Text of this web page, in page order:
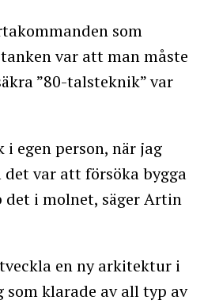
som
var att man måste
”80-talsteknik” var
egen person, när jag
var att försöka bygga
i molnet, säger Artin
en ny arkitektur i
klarade av all typ av